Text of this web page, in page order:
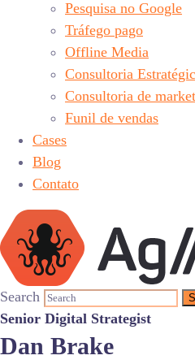
Pesquisa no Google
Tráfego pago
Offline Media
Consultoria
Consultoria de
Funil de vendas
Cases
Blog
Contato
Search
Senior Digital Strategist
Dan Brake